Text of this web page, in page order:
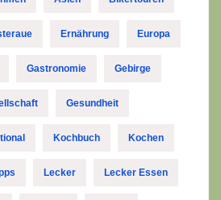
Ernährung Europa
Gastronomie Gebirge
Gesundheit
Kochbuch Kochen
Lecker Lecker Essen